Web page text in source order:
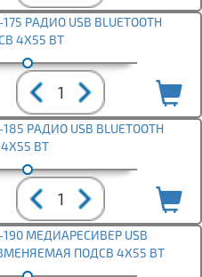
175 РАДИО USB BLUETOOTH
4Х55 ВТ
185 РАДИО USB BLUETOOTH
ВТ
190 МЕДИАРЕСИВЕР USB
ПОДСВ 4Х55 ВТ